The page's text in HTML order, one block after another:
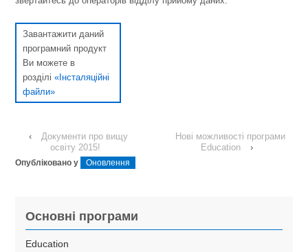
Завантажити даний
програмний продукт
Ви можете в
розділі«Інсталяційні
файли»
‹
Документи про вищу
освіту 2015!
Нові можливості програми
Education
›
Опубліковано у Оновлення
Основні програми
Education